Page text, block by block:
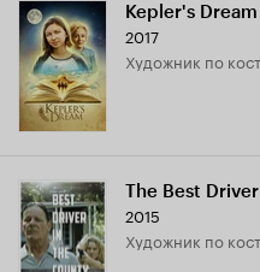
Kepler's Dream
2017
Художник по
The Best
2015
Художник по